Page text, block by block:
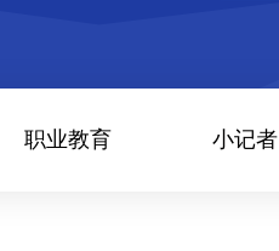
职业教育 小记者